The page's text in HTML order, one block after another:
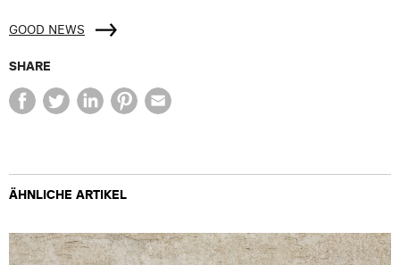
GOOD NEWS
SHARE
ÄHNLICHE ARTIKEL